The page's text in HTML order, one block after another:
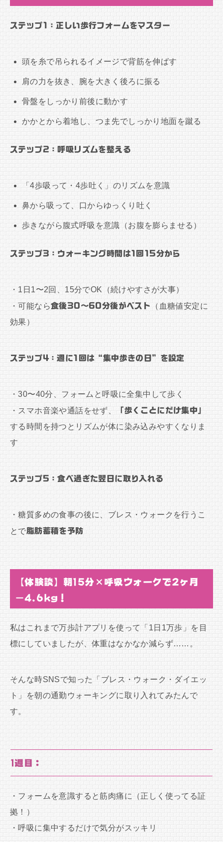
ステップ1：正しい歩行フォームをマスター
頭を糸で吊られるイメージで背筋を伸ばす
肩の力を抜き、腕を大きく後ろに振る
骨盤をしっかり前後に動かす
かかとから着地し、つま先でしっかり地面を蹴る
ステップ2：呼吸リズムを整える
「4歩吸って・4歩吐く」のリズムを意識
鼻から吸って、口からゆっくり吐く
歩きながら腹式呼吸を意識（お腹を膨らませる）
ステップ3：ウォーキング時間は1回15分から
・1日1〜2回、15分でOK（続けやすさが大事）
・可能なら食後30〜60分後がベスト
（血糖値安定に
効果）
ステップ4：週に1回は“集中歩きの日”を設定
・30〜40分、フォームと呼吸に全集中して歩く
・スマホ音楽や通話をせず、
「歩くことにだけ集中」
する時間を持つとリズムが体に染み込みやすくなりま
す
ステップ5：食べ過ぎた翌日に取り入れる
・糖質多めの食事の後に、ブレス・ウォークを行うこ
とで脂肪蓄積を予防
【体験談】朝15分×呼吸ウォークで2ヶ月
−4.6kg！
私はこれまで万歩計アプリを使って「1日1万歩」を目
標にしていましたが、体重はなかなか減らず……。
そんな時SNSで知った「ブレス・ウォーク・ダイエッ
ト」を朝の通勤ウォーキングに取り入れてみたんで
す。
1週目：
・フォームを意識すると筋肉痛に（正しく使ってる証
拠！）
・呼吸に集中するだけで気分がスッキリ